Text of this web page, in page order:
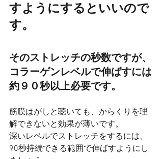
すようにするといいので
す。
そのストレッチの秒数ですが、
コラーゲンレベルで伸ばすには
約９０秒以上必要です。
筋膜はがしと聴いても、からくりを理
解できないと効果が薄いです。
深いレベルでストレッチをするには、
90秒持続できる範囲で伸ばすようにし